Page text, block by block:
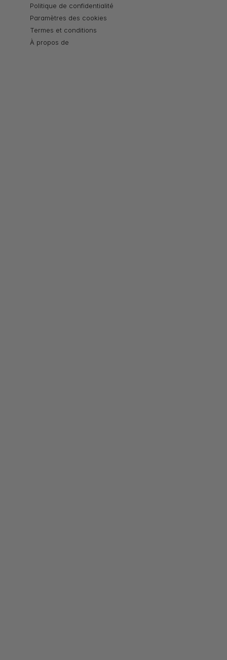
Politique de confidentialité
Paramètres des cookies
Termes et conditions
À propos de